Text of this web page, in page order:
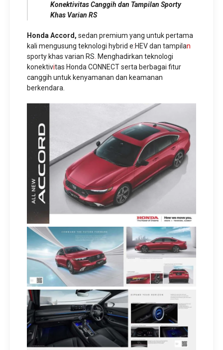
Konektivitas Canggih dan Tampilan Sporty
Khas Varian RS
Honda Accord, sedan premium yang untuk pertama
kali mengusung teknologi hybrid e:HEV dan tampilan
sporty khas varian RS. Menghadirkan teknologi
konektivitas Honda CONNECT serta berbagai fitur
canggih untuk kenyamanan dan keamanan
berkendara.